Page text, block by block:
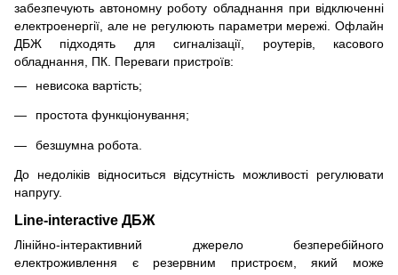
забезпечують автономну роботу обладнання при відключенні
електроенергії, але не регулюють параметри мережі. Офлайн
ДБЖ підходять для сигналізації, роутерів, касового
обладнання, ПК. Переваги пристроїв:
невисока вартість;
простота функціонування;
безшумна робота.
До недоліків відноситься відсутність можливості регулювати
напругу.
Line-interactive ДБЖ
Лінійно-інтерактивний джерело безперебійного
електроживлення є резервним пристроєм, який може